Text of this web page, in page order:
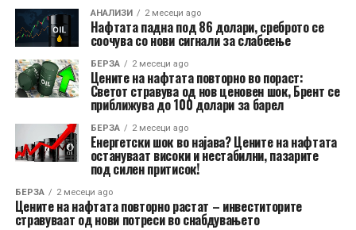
АНАЛИЗИ 2 месеци ago
Нафтата падна под 86 долари, среброто се
соочува со нови сигнали за слабеење
БЕРЗА 2 месеци ago
Цените на нафтата повторно во пораст:
Светот стравува од нов ценовен шок, Брент се
приближува до 100 долари за барел
БЕРЗА 2 месеци ago
Енергетски шок во најава? Цените на нафтата
остануваат високи и нестабилни, пазарите
под силен притисок!
БЕРЗА 2 месеци ago
Цените на нафтата повторно растат – инвеститорите
стравуваат од нови потреси во снабдувањето